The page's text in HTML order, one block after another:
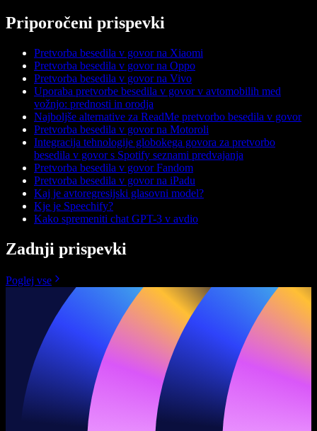
Priporočeni prispevki
Pretvorba besedila v govor na Xiaomi
Pretvorba besedila v govor na Oppo
Pretvorba besedila v govor na Vivo
Uporaba pretvorbe besedila v govor v avtomobilih med
vožnjo: prednosti in orodja
Najboljše alternative za ReadMe pretvorbo besedila v govor
Pretvorba besedila v govor na Motoroli
Integracija tehnologije globokega govora za pretvorbo
besedila v govor s Spotify seznami predvajanja
Pretvorba besedila v govor Fandom
Pretvorba besedila v govor na iPadu
Kaj je avtoregresijski glasovni model?
Kje je Speechify?
Kako spremeniti chat GPT-3 v avdio
Zadnji prispevki
Poglej vse